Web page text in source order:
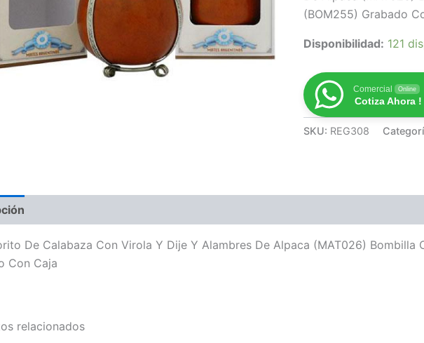
(BOM255) Grabado
Disponibilidad: 121
Comercial Online
Cotiza Ahora
SKU: REG308
De Calabaza Con Virola Y Dije Y Alambres De Alpaca (MAT026) Bombilla
Con Caja
relacionados